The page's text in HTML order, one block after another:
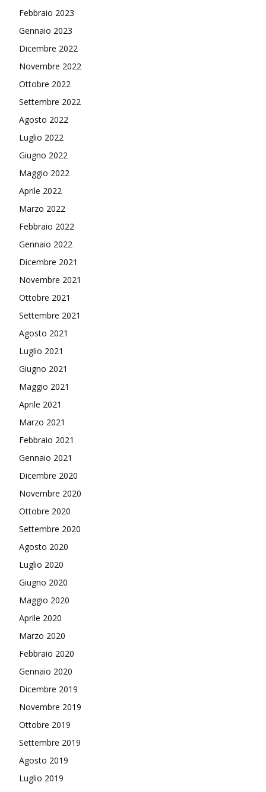
Febbraio 2023
Gennaio 2023
Dicembre 2022
Novembre 2022
Ottobre 2022
Settembre 2022
Agosto 2022
Luglio 2022
Giugno 2022
Maggio 2022
Aprile 2022
Marzo 2022
Febbraio 2022
Gennaio 2022
Dicembre 2021
Novembre 2021
Ottobre 2021
Settembre 2021
Agosto 2021
Luglio 2021
Giugno 2021
Maggio 2021
Aprile 2021
Marzo 2021
Febbraio 2021
Gennaio 2021
Dicembre 2020
Novembre 2020
Ottobre 2020
Settembre 2020
Agosto 2020
Luglio 2020
Giugno 2020
Maggio 2020
Aprile 2020
Marzo 2020
Febbraio 2020
Gennaio 2020
Dicembre 2019
Novembre 2019
Ottobre 2019
Settembre 2019
Agosto 2019
Luglio 2019